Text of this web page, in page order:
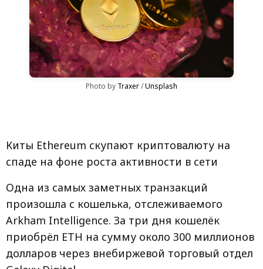
Photo by Traxer / Unsplash
Киты Ethereum скупают криптовалюту на
спаде на фоне роста активности в сети
Одна из самых заметных транзакций
произошла с кошелька, отслеживаемого
Arkham Intelligence. За три дня кошелёк
приобрёл ETH на сумму около 300 миллионов
долларов через внебиржевой торговый отдел